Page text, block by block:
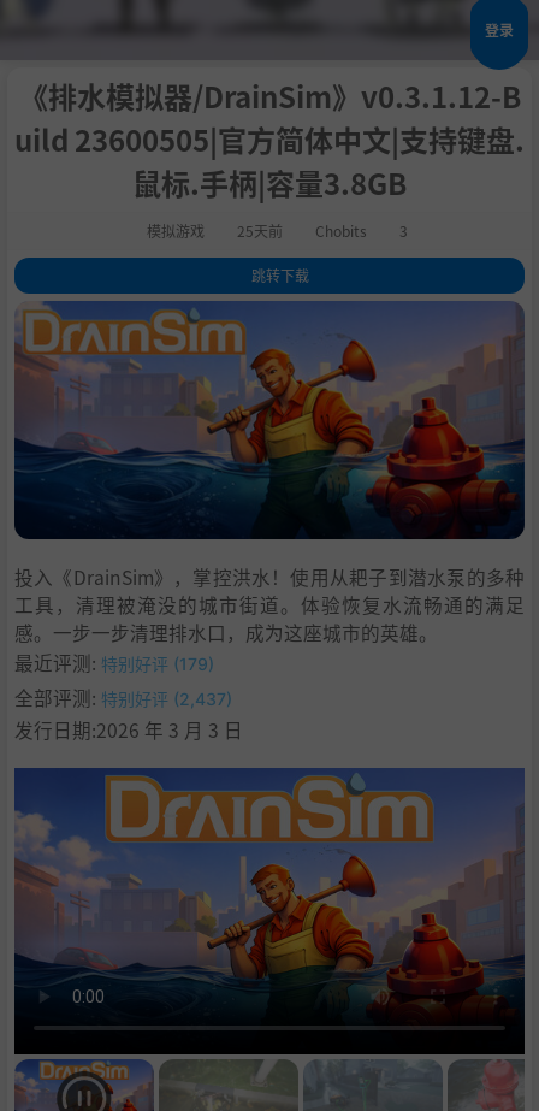
登录
《排水模拟器/DrainSim》v0.3.1.12-B
uild 23600505|官方简体中文|支持键盘.
鼠标.手柄|容量3.8GB
模拟游戏 25天前 Chobits 3
跳转下载
1.关于此游戏
昼夜循环与真实水物理！
3.规划你的任务！
丰富的工具与独特的关卡
系统需求
支持作者
投入《DrainSim》，掌控洪水！使用从耙子到潜水泵的多种
工具，清理被淹没的城市街道。体验恢复水流畅通的满足
感。一步一步清理排水口，成为这座城市的英雄。
最近评测: 特别好评 (179)
全部评测: 特别好评 (2,437)
发行日期:2026 年 3 月 3 日